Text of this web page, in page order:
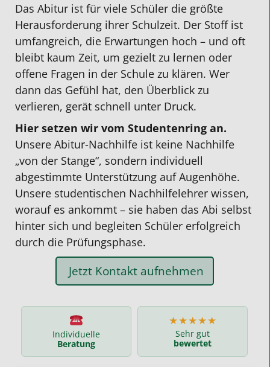
Das Abitur ist für viele Schüler die größte
Herausforderung ihrer Schulzeit. Der Stoff ist
umfangreich, die Erwartungen hoch – und oft
bleibt kaum Zeit, um gezielt zu lernen oder
offene Fragen in der Schule zu klären. Wer
dann das Gefühl hat, den Überblick zu
verlieren, gerät schnell unter Druck.
Hier setzen wir vom Studentenring an.
Unsere Abitur-Nachhilfe ist keine Nachhilfe
„von der Stange“, sondern individuell
abgestimmte Unterstützung auf Augenhöhe.
Unsere studentischen Nachhilfelehrer wissen,
worauf es ankommt – sie haben das Abi selbst
hinter sich und begleiten Schüler erfolgreich
durch die Prüfungsphase.
Jetzt Kontakt aufnehmen
Individuelle
Beratung
★★★★★
Sehr gut
bewertet